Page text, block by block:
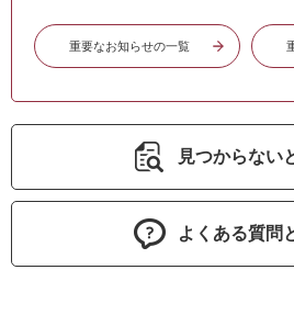
重要なお知らせの一覧
見つからない
よくある質問